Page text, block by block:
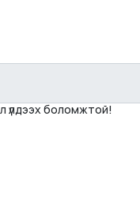
үлдээх боломжтой!